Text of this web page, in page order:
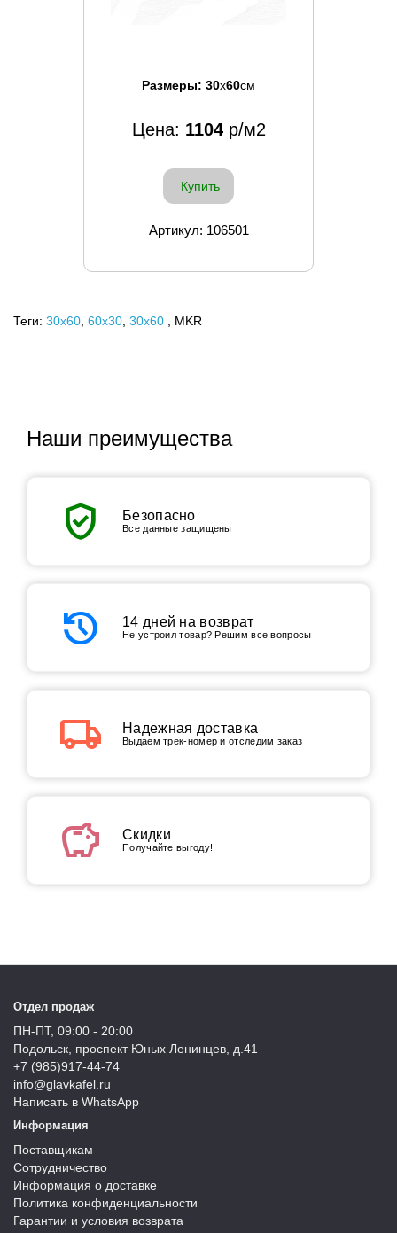
Размеры: 30x60см
Цена: 1104р/м2
Купить
Артикул: 106501
Теги: 30x60 60х30 30х60 , MKR
Наши преимущества
verified_user Безопасно
Все данные защищены
history 14 дней на возврат
Не устроил товар? Решим все вопросы
local_shipping Надежная доставка
Выдаем трек-номер и отследим заказ
savings Скидки
Получайте выгоду!
Отдел продаж
ПН-ПТ, 09:00 - 20:00
Подольск, проспект Юных Ленинцев, д.41
+7 (985)917-44-74
info@glavkafel.ru
Написать в WhatsApp
Информация
Поставщикам
Сотрудничество
Информация о доставке
Политика конфиденциальности
Гарантии и условия возврата